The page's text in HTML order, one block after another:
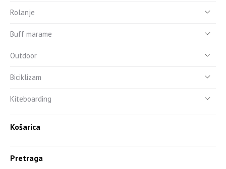
Rolanje
Buff marame
Outdoor
Biciklizam
Kiteboarding
Košarica
Pretraga